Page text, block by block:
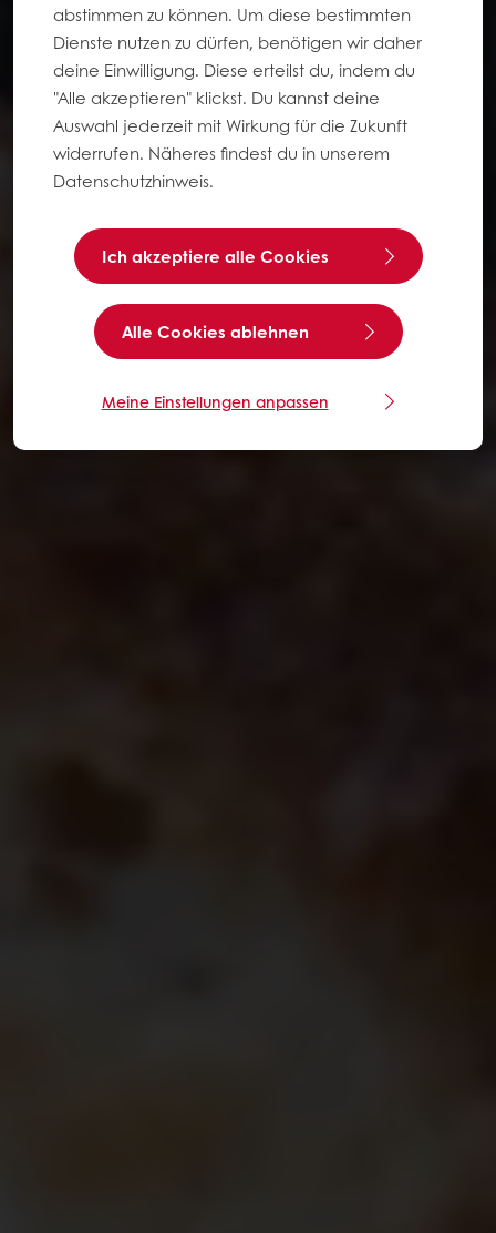
abstimmen zu können. Um diese bestimmten
Dienste nutzen zu dürfen, benötigen wir daher
deine Einwilligung. Diese erteilst du, indem du
"Alle akzeptieren" klickst. Du kannst deine
Auswahl jederzeit mit Wirkung für die Zukunft
widerrufen. Näheres findest du in unserem
Datenschutzhinweis.
Ich akzeptiere alle Cookies
Alle Cookies ablehnen
Meine Einstellungen anpassen